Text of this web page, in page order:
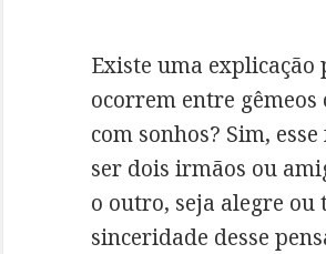
Existe uma explicação
ocorrem entre
com sonhos? Sim,
ser dois irmãos ou
o outro, seja alegre ou
sinceridade desse